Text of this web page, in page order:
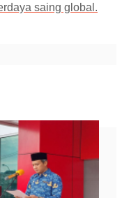
saing global.